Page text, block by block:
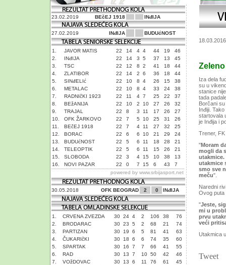
23.02.2019 BEčEJ 1918 INđIJA
27.02.2019 INđIJA BUDUćNOST
1. JAVOR MATIS 22 14 4 4 44 19
46
2.
INđIJA 22 14 3 5 37 13
45
3.
TSC 22 12 8 2 41 18
44
4.
ZLATIBOR 22 14 2 6 36 18
44
5.
SINđELIć 22 10 8 4 26 15
38
6.
METALAC 22 10 8 4 33 24
38
7.
RADNIčKI 1923 22 11 4 7 25 22
37
8.
BEžANIJA 22 10 2 10 27 26
32
9.
TRAJAL 22 8 3 11 17 26
27
10.
OFK ŽARKOVO 22 7 5 10 25 31
26
11.
BEčEJ 1918 22 7 4 11 27 32
25
12.
BORAC 22 6 6 10 21 29
24
13.
BUDUćNOST 22 5 6 11 18 28
21
14.
TELEOPTIK 22 5 6 11 15 26
21
15.
SLOBODA 22 3 4 15 10 38
13
16.
NOVI PAZAR 22 0 7 15 6 43
7
powered by www.srbijasport.net
30.05.2018 OFK BEOGRAD 2 0 INđIJA
1. CRVENA ZVEZDA 30 24 4 2 106 38
76
2.
BRODARAC 30 23 5 2 68 21
74
3.
PARTIZAN 30 19 6 5 81 41
63
4.
ČUKARIčKI 30 18 6 6 74 35
60
5.
SPARTAK 30 16 7 7 66 41
55
6.
RAD 30 13 7 10 50 42
46
7.
VOžDOVAC 30 13 6 11 76 61
45
18.03.2016
Iza dela
su u
stanice
tada
Borčani
Inđiji.
startovala
je Inđija i
Trener,
"Moram
mogli da
utakmice.
utakmice
smo sve
meču".
Naredni
Ovog puta
"Jeste,
mi u
prvu
veći
Utakmica
Tweet